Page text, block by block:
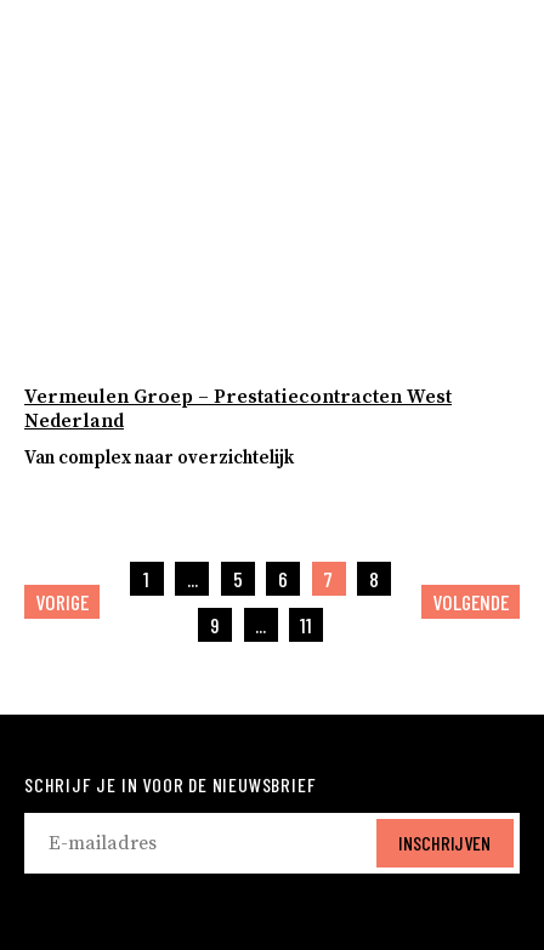
Vermeulen Groep – Prestatiecontracten West
Nederland
Van complex naar overzichtelijk
VORIGE
1 ... 5 6 7
8
9
... 11
VOLGENDE
SCHRIJF JE IN VOOR DE NIEUWSBRIEF
INSCHRIJVEN